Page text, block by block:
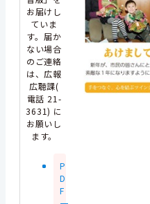
お届けし
ていま
す。届か
ない場合
のご連絡
は、広報
広聴課(
電話 21-
3631) に
お願いし
ます。
P
D
F